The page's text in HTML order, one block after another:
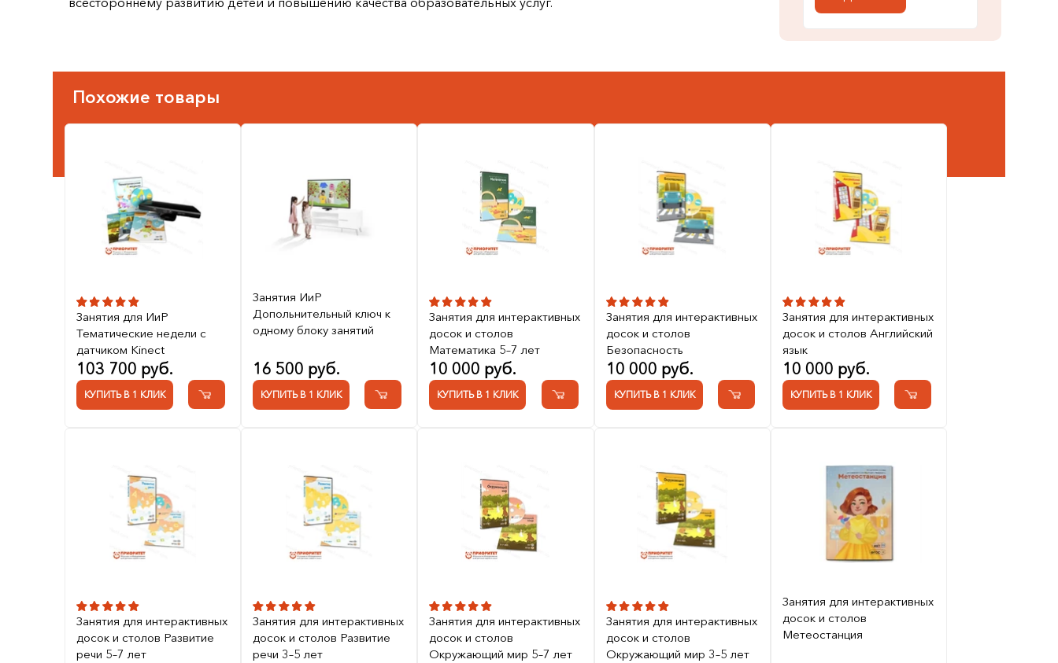
Похожие товары
Занятия для ИиР
Тематические недели с
датчиком Kinect
103 700 руб.
КУПИТЬ В 1 КЛИК
Занятия ИиР
Допольнительный ключ к
одному блоку занятий
16 500 руб.
КУПИТЬ В 1 КЛИК
Занятия для интерактивных
досок и столов
Математика 5–7 лет
10 000 руб.
КУПИТЬ В 1 КЛИК
Занятия для интерактивных
досок и столов
Безопасность
10 000 руб.
КУПИТЬ В 1 КЛИК
Занятия для интерактивных
досок и столов Английский
язык
10 000 руб.
КУПИТЬ В 1 КЛИК
Занятия для интерактивных
досок и столов Развитие
речи 5–7 лет
Занятия для интерактивных
досок и столов Развитие
речи 3–5 лет
Занятия для интерактивных
досок и столов
Окружающий мир 5–7 лет
Занятия для интерактивных
досок и столов
Окружающий мир 3–5 лет
Занятия для интерактивных
досок и столов
Метеостанция